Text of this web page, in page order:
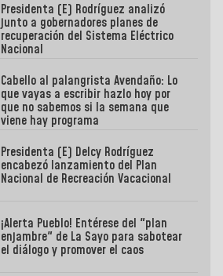
Presidenta (E) Rodríguez analizó
junto a gobernadores planes de
recuperación del Sistema Eléctrico
Nacional
Cabello al palangrista Avendaño: Lo
que vayas a escribir hazlo hoy por
que no sabemos si la semana que
viene hay programa
Presidenta (E) Delcy Rodríguez
encabezó lanzamiento del Plan
Nacional de Recreación Vacacional
¡Alerta Pueblo! Entérese del "plan
enjambre" de La Sayo para sabotear
el diálogo y promover el caos